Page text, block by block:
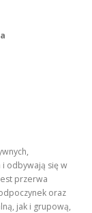
odbywają się w
przerwa
oraz
jak i grupową,